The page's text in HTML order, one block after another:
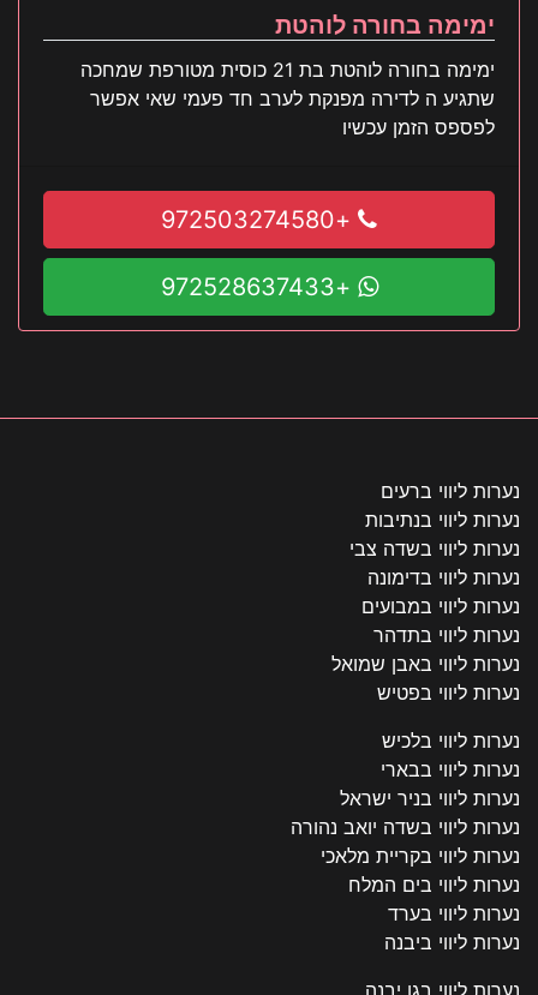
ימימה בחורה לוהטת
ימימה בחורה לוהטת בת 21 כוסית מטורפת שמחכה
שתגיע ה לדירה מפנקת לערב חד פעמי שאי אפשר
לפספס הזמן עכשיו
+972503274580
+972528637433
נערות ליווי ברעים
נערות ליווי בנתיבות
נערות ליווי בשדה צבי
נערות ליווי בדימונה
נערות ליווי במבועים
נערות ליווי בתדהר
נערות ליווי באבן שמואל
נערות ליווי בפטיש
נערות ליווי בלכיש
נערות ליווי בבארי
נערות ליווי בניר ישראל
נערות ליווי בשדה יואב נהורה
נערות ליווי בקריית מלאכי
נערות ליווי בים המלח
נערות ליווי בערד
נערות ליווי ביבנה
נערות ליווי בגן יבנה